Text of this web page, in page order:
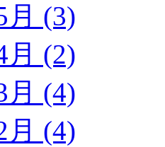
月 (3)
月 (2)
月 (4)
月 (4)